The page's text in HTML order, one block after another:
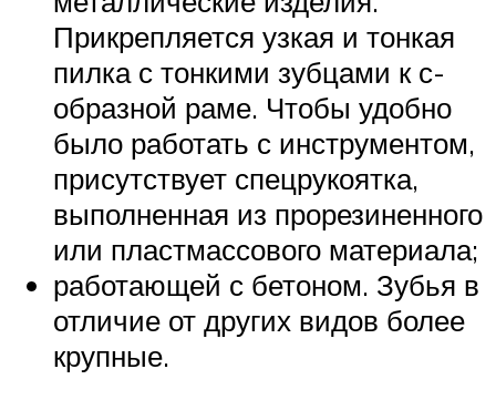
Прикрепляется узкая и тонкая
пилка с тонкими зубцами к с-
образной раме. Чтобы удобно
было работать с инструментом,
присутствует спецрукоятка,
выполненная из прорезиненного
или пластмассового материала;
работающей с бетоном. Зубья в
отличие от других видов более
крупные.